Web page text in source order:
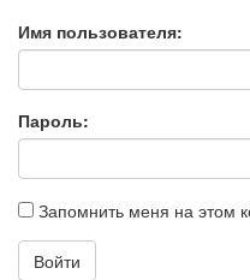
Имя пользователя:
Пароль:
Запомнить меня на этом
Войти